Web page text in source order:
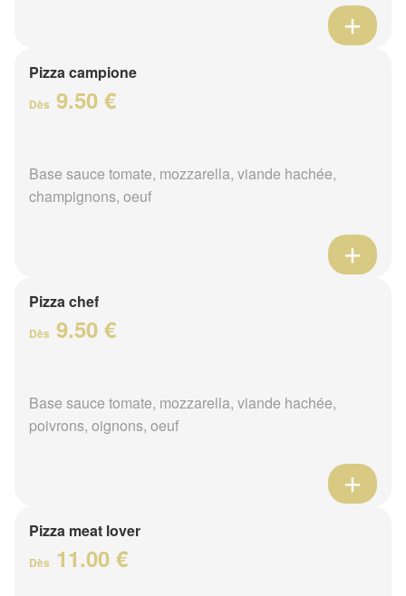
Pizza campione
Dès 9.50 €
Base sauce tomate, mozzarella, viande hachée,
champignons, oeuf
Pizza chef
Dès 9.50 €
Base sauce tomate, mozzarella, viande hachée,
poivrons, oignons, oeuf
Pizza meat lover
Dès 11.00 €